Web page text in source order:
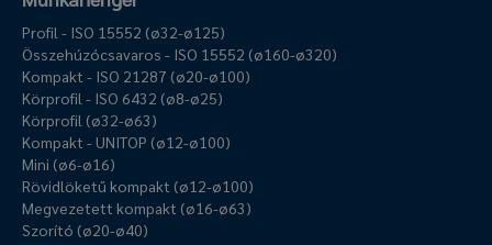
Profil - ISO 15552 (ø32-ø125)
Összehúzócsavaros - ISO 15552 (ø160-ø320)
Kompakt - ISO 21287 (ø20-ø100)
Körprofil - ISO 6432 (ø8-ø25)
Körprofil (ø32-ø63)
Kompakt - UNITOP (ø12-ø100)
Mini (ø6-ø16)
Rövidlöketű kompakt (ø12-ø100)
Megvezetett kompakt (ø16-ø63)
Szorító (ø20-ø40)